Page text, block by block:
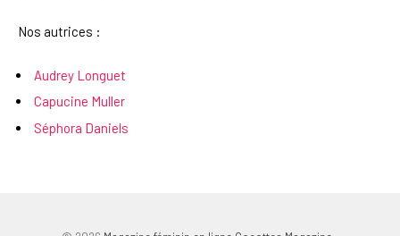
Nos autrices :
Audrey Longuet
Capucine Muller
Séphora Daniels